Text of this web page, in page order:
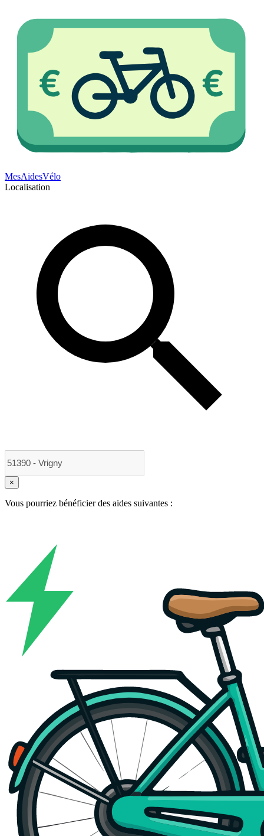
MesAidesVélo
Localisation
×
Vous pourriez bénéficier des aides suivantes :